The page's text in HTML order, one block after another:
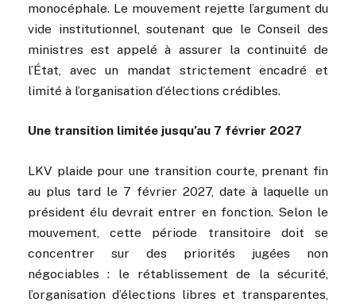
monocéphale. Le mouvement rejette l’argument du
vide institutionnel, soutenant que le Conseil des
ministres est appelé à assurer la continuité de
l’État, avec un mandat strictement encadré et
limité à l’organisation d’élections crédibles.
Une transition limitée jusqu’au 7 février 2027
LKV plaide pour une transition courte, prenant fin
au plus tard le 7 février 2027, date à laquelle un
président élu devrait entrer en fonction. Selon le
mouvement, cette période transitoire doit se
concentrer sur des priorités jugées non
négociables : le rétablissement de la sécurité,
l’organisation d’élections libres et transparentes,